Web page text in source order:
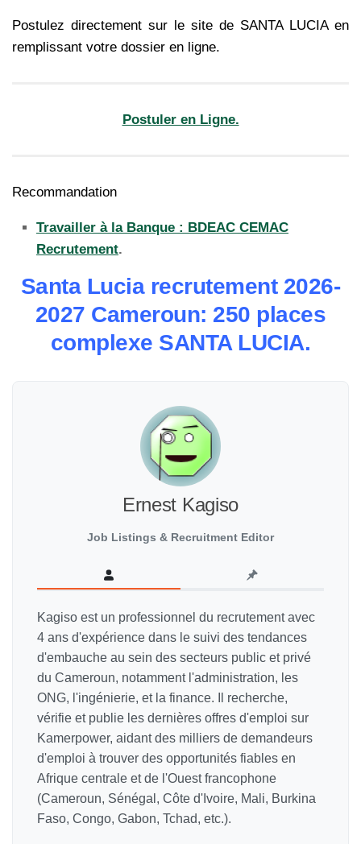
Postulez directement sur le site de SANTA LUCIA en
remplissant votre dossier en ligne.
Postuler en Ligne.
Recommandation
Travailler à la Banque : BDEAC CEMAC
Recrutement.
Santa Lucia recrutement 2026-
2027 Cameroun: 250 places
complexe SANTA LUCIA.
Ernest Kagiso
Job Listings & Recruitment Editor
Kagiso est un professionnel du recrutement avec
4 ans d'expérience dans le suivi des tendances
d'embauche au sein des secteurs public et privé
du Cameroun, notamment l'administration, les
ONG, l'ingénierie, et la finance. Il recherche,
vérifie et publie les dernières offres d'emploi sur
Kamerpower, aidant des milliers de demandeurs
d'emploi à trouver des opportunités fiables en
Afrique centrale et de l'Ouest francophone
(Cameroun, Sénégal, Côte d'Ivoire, Mali, Burkina
Faso, Congo, Gabon, Tchad, etc.).